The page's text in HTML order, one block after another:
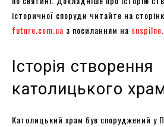
історичної споруди читайте на
future.com.ua з посиланням на
Історія створення
католицького
Католицький храм був споруджений у